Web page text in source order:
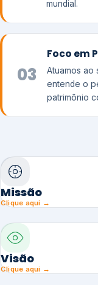
mundial.
03
Foco em
Atuamos ao
entende o
patrimônio
Missão
Clique aqui →
Visão
Clique aqui →